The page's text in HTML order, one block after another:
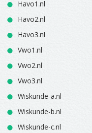
Havo1.nl
Havo2.nl
Havo3.nl
Vwo1.nl
Vwo2.nl
Vwo3.nl
Wiskunde-a.nl
Wiskunde-b.nl
Wiskunde-c.nl